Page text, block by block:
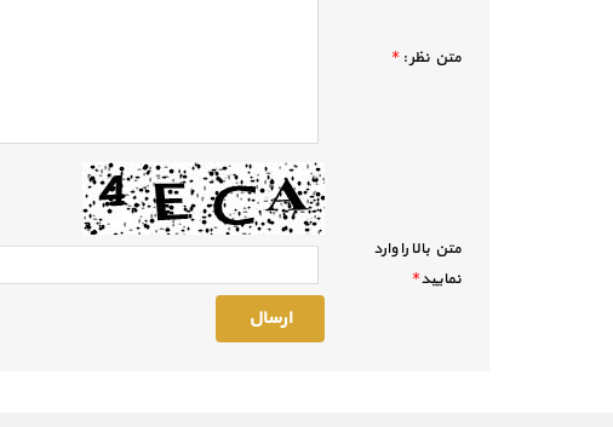
متن نظر : *
متن بالا را وارد
نماييد*